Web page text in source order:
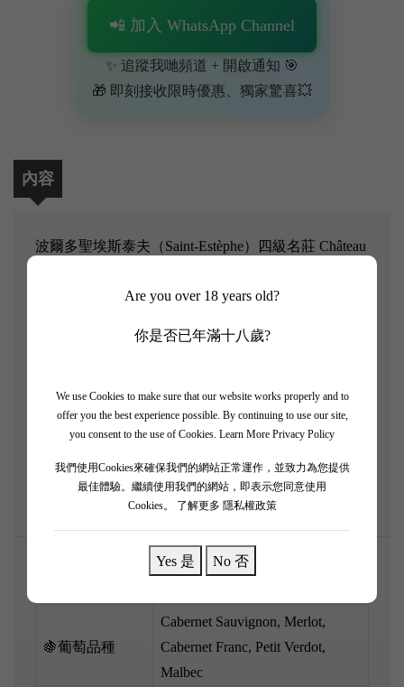
Are you over 18 years old?
你是否已年滿十八歲?
We use Cookies to make sure that our website works properly and to
offer you the best experience possible. By continuing to use our site,
you consent to the use of Cookies. Learn More Privacy Policy
我們使用Cookies來確保我們的網站正常運作，並致力為您提供
最佳體驗。繼續使用我們的網站，即表示您同意使用
Cookies。
了解更多 隱私權政策
Yes 是 No 否
📲 加入 WhatsApp Channel
✨ 追蹤我哋頻道 + 開啟通知 🎯
🎁 即刻接收限時優惠、獨家驚喜💥
內容
波爾多聖埃斯泰夫（Saint-Estèphe）四級名莊 Château
年波爾多主打優雅清新，呢支酒完美捕捉咗極致嘅精
滿新鮮嘅黑加侖子、紅莓、紫羅蘭，伴隨住淡淡嘅朱
酸度精準開胃，單寧打磨得極之幼滑似絲綢，完全無
強硬嘅厚重感。 呢支列級名莊性價比極高，即開即
雅果香完美釋放！
🍇葡萄品種
Cabernet Sauvignon, Merlot,
Cabernet Franc, Petit Verdot,
Malbec